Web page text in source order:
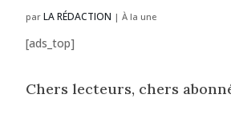
parLA RÉDACTION |À la une
[ads_top]
Chers lecteurs, chers